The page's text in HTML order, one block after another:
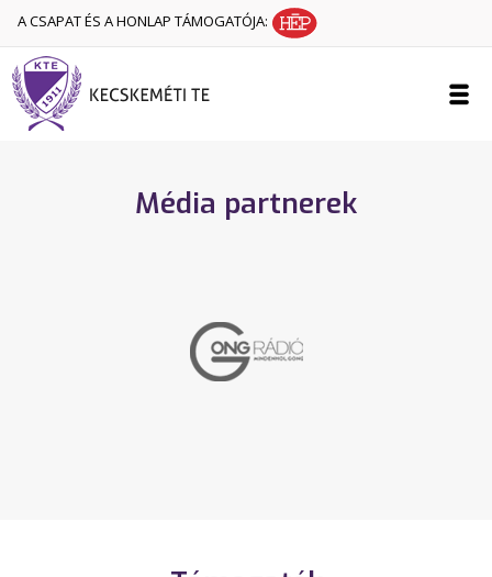
A CSAPAT ÉS A HONLAP TÁMOGATÓJA:
Média partnerek